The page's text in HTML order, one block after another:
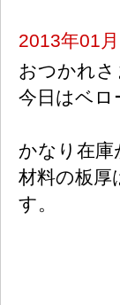
2013年01
おつかれ
今日はベロ
かなり在
材料の板厚
す。